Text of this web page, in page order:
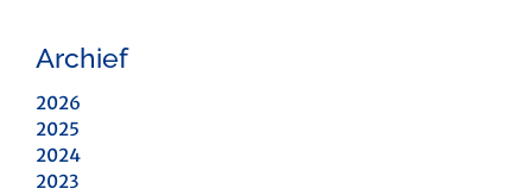
Archief
2026
2025
2024
2023